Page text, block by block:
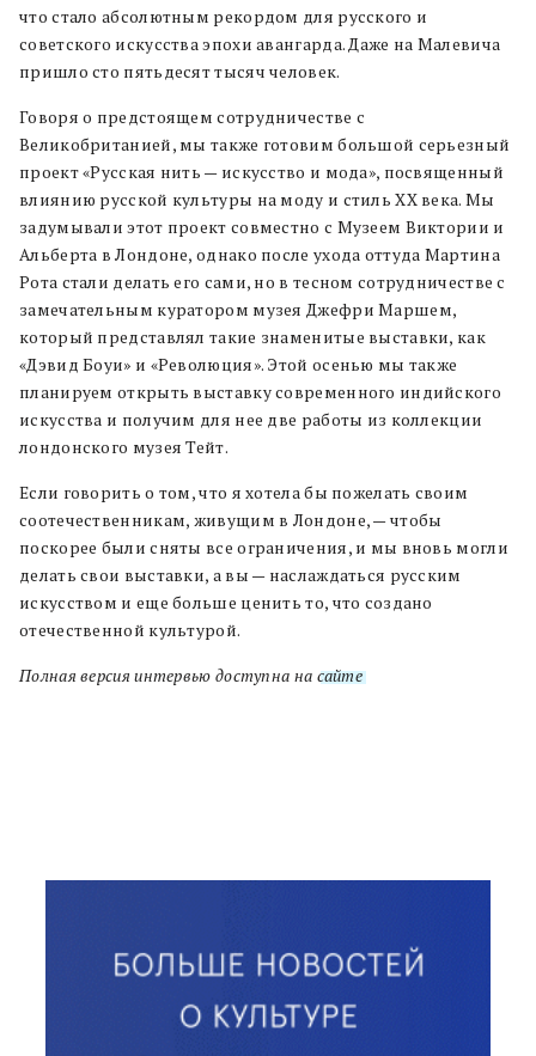
что стало абсолютным рекордом для русского и
советского искусства эпохи авангарда. Даже на Малевича
пришло сто пятьдесят тысяч человек.
Говоря о предстоящем сотрудничестве с
Великобританией, мы также готовим большой серьезный
проект «Русская нить — искусство и мода», посвященный
влиянию русской культуры на моду и стиль XX века. Мы
задумывали этот проект совместно с Музеем Виктории и
Альберта в Лондоне, однако после ухода оттуда Мартина
Рота стали делать его сами, но в тесном сотрудничестве с
замечательным куратором музея Джефри Маршем,
который представлял такие знаменитые выставки, как
«Дэвид Боуи» и «Революция». Этой осенью мы также
планируем открыть выставку современного индийского
искусства и получим для нее две работы из коллекции
лондонского музея Тейт.
Если говорить о том, что я хотела бы пожелать своим
соотечественникам, живущим в Лондоне, — чтобы
поскорее были сняты все ограничения, и мы вновь могли
делать свои выставки, а вы — наслаждаться русским
искусством и еще больше ценить то, что создано
отечественной культурой.
Полная версия интервью доступна на сайте.